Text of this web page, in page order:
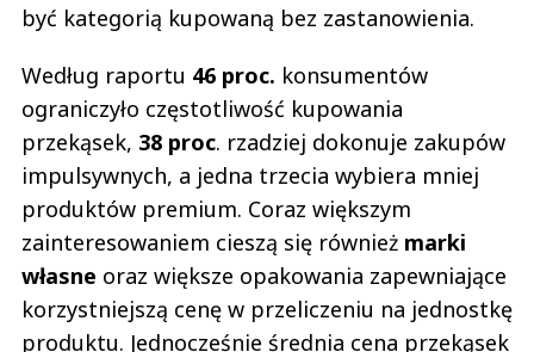
być kategorią kupowaną bez zastanowienia.
Według raportu 46 proc. konsumentów
ograniczyło częstotliwość kupowania
przekąsek, 38 proc. rzadziej dokonuje zakupów
impulsywnych, a jedna trzecia wybiera mniej
produktów premium. Coraz większym
zainteresowaniem cieszą się również marki
własne oraz większe opakowania zapewniające
korzystniejszą cenę w przeliczeniu na jednostkę
produktu. Jednocześnie średnia cena przekąsek